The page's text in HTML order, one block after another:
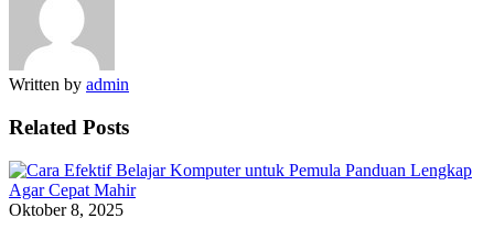
Written by admin
Related Posts
Oktober 8, 2025